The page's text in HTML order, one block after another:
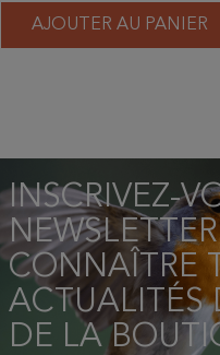
AJOUTER AU PANIER
INSCRIVEZ-
CONNAÎTRE
ACTUALITÉS
DE LA